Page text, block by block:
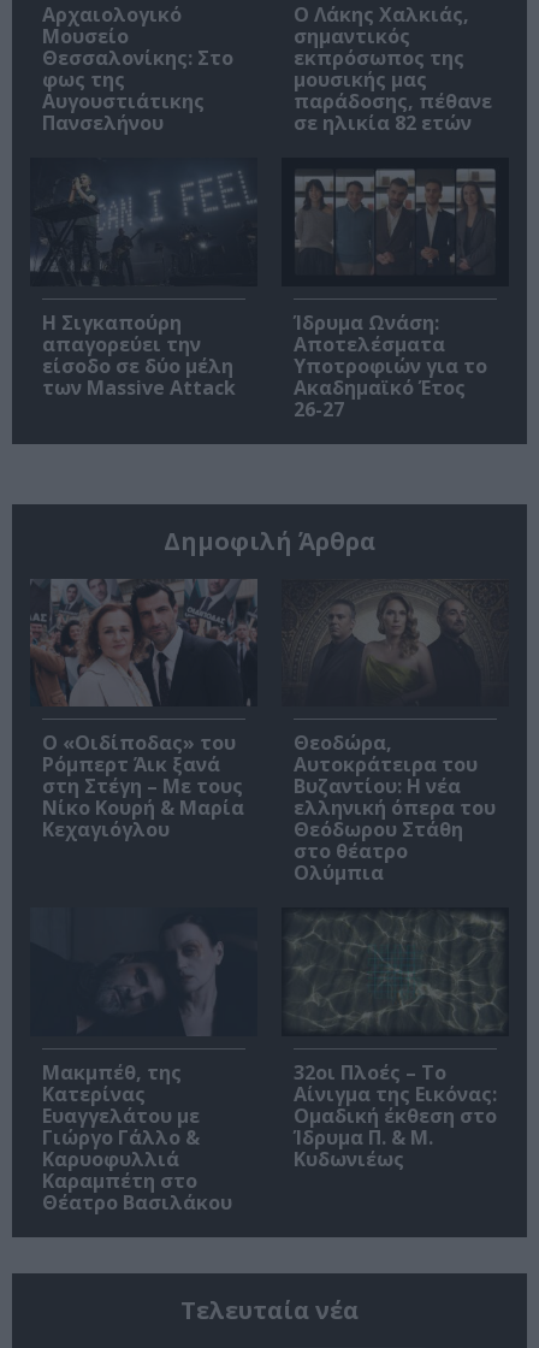
Αρχαιολογικό
Μουσείο
Θεσσαλονίκης: Στο
φως της
Αυγουστιάτικης
Πανσελήνου
Ο Λάκης Χαλκιάς,
σημαντικός
εκπρόσωπος της
μουσικής μας
παράδοσης, πέθανε
σε ηλικία 82 ετών
Η Σιγκαπούρη
απαγορεύει την
είσοδο σε δύο μέλη
των Massive Attack
Ίδρυμα Ωνάση:
Αποτελέσματα
Υποτροφιών για το
Ακαδημαϊκό Έτος
26-27
Δημοφιλή Άρθρα
O «Οιδίποδας» του
Ρόμπερτ Άικ ξανά
στη Στέγη – Με τους
Νίκο Κουρή & Μαρία
Κεχαγιόγλου
Θεοδώρα,
Αυτοκράτειρα του
Βυζαντίου: Η νέα
ελληνική όπερα του
Θεόδωρου Στάθη
στο θέατρο
Ολύμπια
Μακμπέθ, της
Κατερίνας
Ευαγγελάτου με
Γιώργο Γάλλο &
Καρυοφυλλιά
Καραμπέτη στο
Θέατρο Βασιλάκου
32οι Πλοές – Το
Αίνιγμα της Εικόνας:
Ομαδική έκθεση στο
Ίδρυμα Π. & Μ.
Κυδωνιέως
Τελευταία νέα